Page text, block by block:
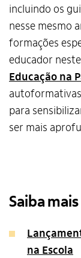
incluindo os
nesse mesmo
formações
educador
Educação na
para
ser mais
Saiba mais
na Escola